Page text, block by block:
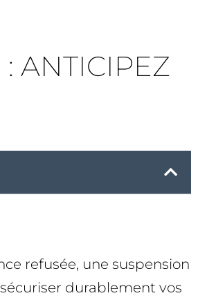
ANTICIPEZ
refusée, une suspension
durablement vos